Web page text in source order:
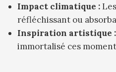
Impact climatique :
réfléchissant ou
Inspiration artistique :
immortalisé ces